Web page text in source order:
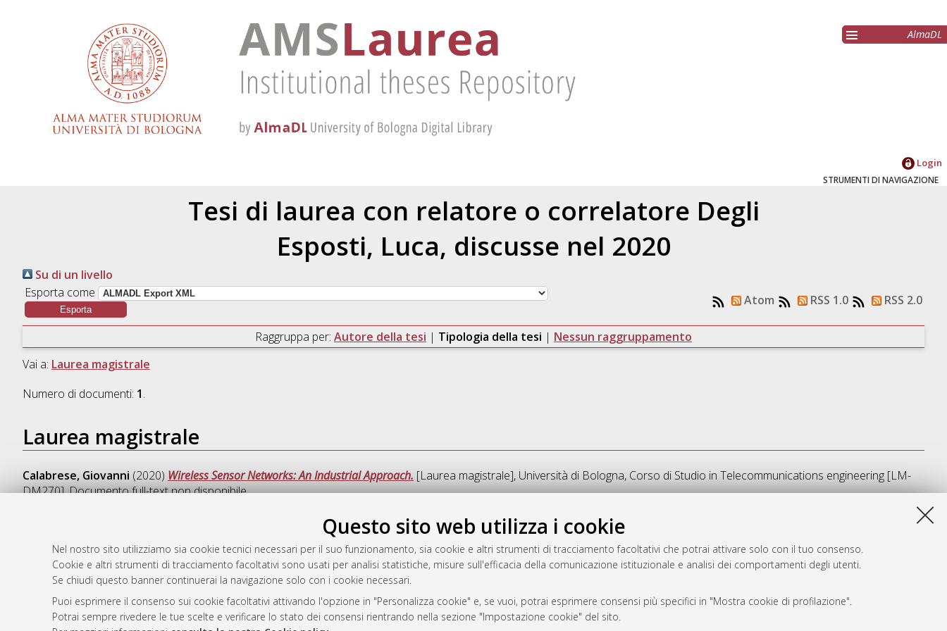
Questo sito web utilizza i cookie
Nel nostro sito utilizziamo sia cookie tecnici necessari per il suo funzionamento, sia cookie e altri strumenti di tracciamento facoltativi che potrai attivare solo con il tuo consenso.
Cookie e altri strumenti di tracciamento facoltativi sono usati per analisi statistiche, misure sull'efficacia della comunicazione istituzionale e analisi dei comportamenti degli utenti.
Se chiudi questo banner continuerai la navigazione solo con i cookie necessari.
Puoi esprimere il consenso sui cookie facoltativi attivando l'opzione in "Personalizza cookie" e, se vuoi, potrai esprimere consensi più specifici in "Mostra cookie di profilazione".
Potrai sempre rivedere le tue scelte e verificare lo stato dei consensi rientrando nella sezione "Impostazione cookie" del sito.
AlmaDL
Login
STRUMENTI DI NAVIGAZIONE
Tesi di laurea con relatore o correlatore Degli
Esposti, Luca, discusse nel 2020
Su di un livello
Esporta come
Atom RSS 1.0 RSS 2.0
Raggruppa per: Autore della tesi | Tipologia della tesi | Nessun raggruppamento
Vai a: Laurea magistrale
Numero di documenti: 1.
Laurea magistrale
Calabrese, Giovanni (2020) Wireless Sensor Networks: An Industrial Approach. [Laurea magistrale], Università di Bologna, Corso di Studio in Telecommunications engineering [LM-
DM270], Documento full-text non disponibile
Questa lista e' stata generata il Sat Aug 8 18:40:21 2026 CEST
Atom
Rss 2.0
AMS Laurea
Servizio implementato e gestito da
Impostazioni Cookie
Informativa sulla privacy